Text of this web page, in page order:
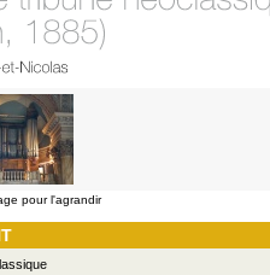
pour l'agrandir